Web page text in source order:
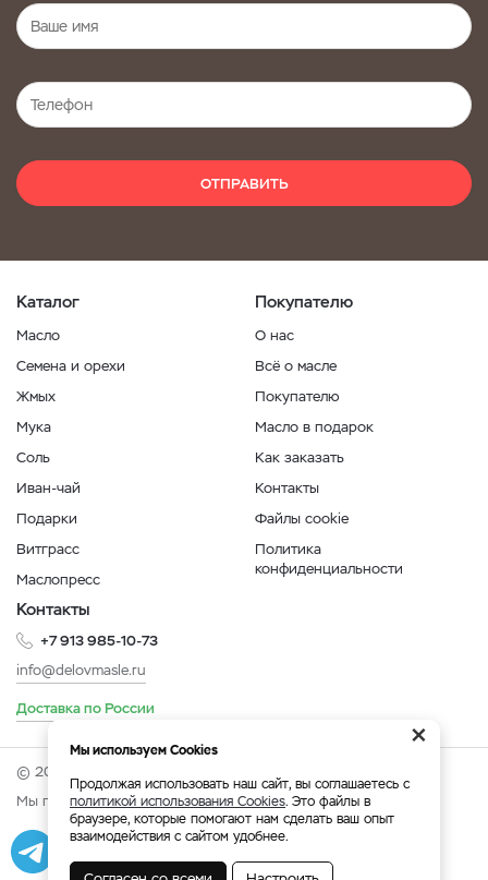
ОТПРАВИТЬ
Каталог
Масло
Семена и орехи
Жмых
Мука
Соль
Иван-чай
Подарки
Витграсс
Маслопресс
Покупателю
О нас
Всё о масле
Покупателю
Масло в подарок
Как заказать
Контакты
Файлы cookie
Политика
конфиденциальности
Контакты
+7 913 985-10-73
info@delovmasle.ru
Доставка по России
© 2026 Интернет-магазин "Дело в масле".
Мы принимаем:
Разработка Веб-аналитика
×
Мы используем Cookies
Продолжая использовать наш сайт, вы соглашаетесь с
политикой использования Cookies. Это файлы в
браузере, которые помогают нам сделать ваш опыт
взаимодействия с сайтом удобнее.